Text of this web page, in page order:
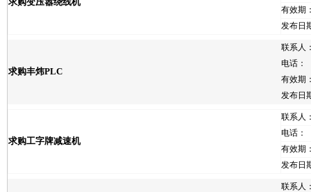
有效期
发布日
求购丰炜PLC
联系人
电话：
有效期
发布日
求购工字牌减速机
联系人
电话：
有效期
发布日
联系人